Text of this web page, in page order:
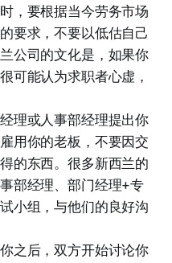
，要根据当今劳务市场
要求，不要以低估自己
公司的文化是，如果你
可能认为求职者心虚，
理或人事部经理提出你
用你的老板，不要因交
的东西。很多新西兰的
部经理、部门经理+专
小组，与他们的良好沟
之后，双方开始讨论你